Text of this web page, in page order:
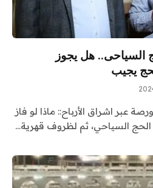
السياحى.. هل يجوز
يجيب
عبر اشراق الأرباح:: ماذا لو فاز
السياحي، ثم لظروف قهرية…